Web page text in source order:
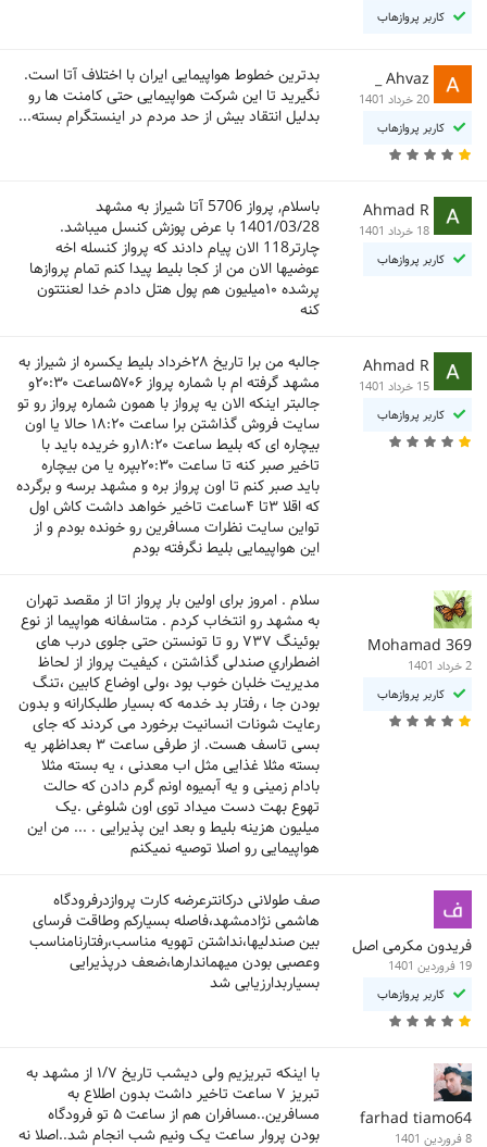
کاربر پروازهاب
Ahvaz _
20 خرداد 1401
کاربر پروازهاب
بدترین خطوط هواپیمایی ایران با اختلاف آتا است.
نگیرید تا این شرکت هواپیمایی حتی کامنت ها رو
بدلیل انتقاد بیش از حد مردم در اینستگرام بسته...
Ahmad R
18 خرداد 1401
کاربر پروازهاب
باسلام, پرواز 5706 آتا شيراز به مشهد
1401/03/28 با عرض پوزش کنسل ميباشد.
چارتر118 الان پیام دادند که پرواز کنسله اخه
عوضیها الان من از کجا بلیط پیدا کنم تمام پروازها
پرشده ۱۰میلیون هم پول هتل دادم‌ خدا لعنتتون
کنه
Ahmad R
15 خرداد 1401
کاربر پروازهاب
جالبه من برا تاریخ ۲۸خرداد بلیط یکسره از شیراز به
مشهد گرفته ام با شماره پرواز ۵۷۰۶ساعت ۲۰:۳۰و
جالبتر اینکه الان یه پرواز با همون شماره پرواز رو تو
سایت فروش گذاشتن برا ساعت ۱۸:۲۰ حالا یا اون
بیچاره ای که بلیط ساعت ۱۸:۲۰رو خریده باید با
تاخیر صبر کنه تا ساعت ۲۰:۳۰بپره یا من بیچاره
باید صبر کنم تا اون پرواز بره و مشهد برسه و برگرده
که اقلا ۳تا ۴ساعت تاخیر خواهد داشت کاش اول
تواین سایت نظرات مسافرین رو خونده بودم و از
این هواپیمایی بلیط نگرفته بودم
Mohamad 369
2 خرداد 1401
کاربر پروازهاب
سلام . امروز برای اولین بار پرواز اتا از مقصد تهران
به مشهد رو انتخاب کردم ‌. متاسفانه هواپیما از نوع
بوئینگ ۷۳۷ رو تا تونستن حتی جلوی درب های
اضطراري صندلی گذاشتن ، کیفیت پرواز از لحاظ
مدیریت خلبان خوب بود ،ولی اوضاع کابین ،تنگ
بودن جا ، رفتار بد خدمه که بسیار طلبکارانه و بدون
رعایت شونات انسانیت برخورد می کردند که جای
بسی تاسف هست. از طرفی ساعت ۳ بعداظهر یه
بسته مثلا غذایی مثل اب معدنی ، یه بسته مثلا
بادام زمینی و یه آبمیوه اونم گرم دادن که حالت
تهوع بهت دست میداد توی اون شلوغی .یک
میلیون هزینه بلیط و بعد این پذیرایی . ... من این
هواپیمایی رو اصلا توصیه نمیکنم
فریدون مکرمی اصل
19 فروردین 1401
کاربر پروازهاب
صف طولانی درکانترعرضه کارت پروازدرفرودگاه
هاشمی نژادمشهد،فاصله بسیارکم وطاقت فرسای
بین صندلیها،نداشتن تهویه مناسب،رفتارنامناسب
وعصبی بودن میهماندارها،ضعف درپذیرایی
بسیاربدارزیابی شد
farhad tiamo64
8 فروردین 1401
با اینکه تبریزیم ولی دیشب تاریخ ۱/۷ از مشهد به
تبریز ۷ ساعت تاخیر داشت بدون اطلاع به
مسافرین..مسافران هم از ساعت ۵ تو فرودگاه
بودن پروار ساعت یک ونیم شب انجام شد..اصلا نه